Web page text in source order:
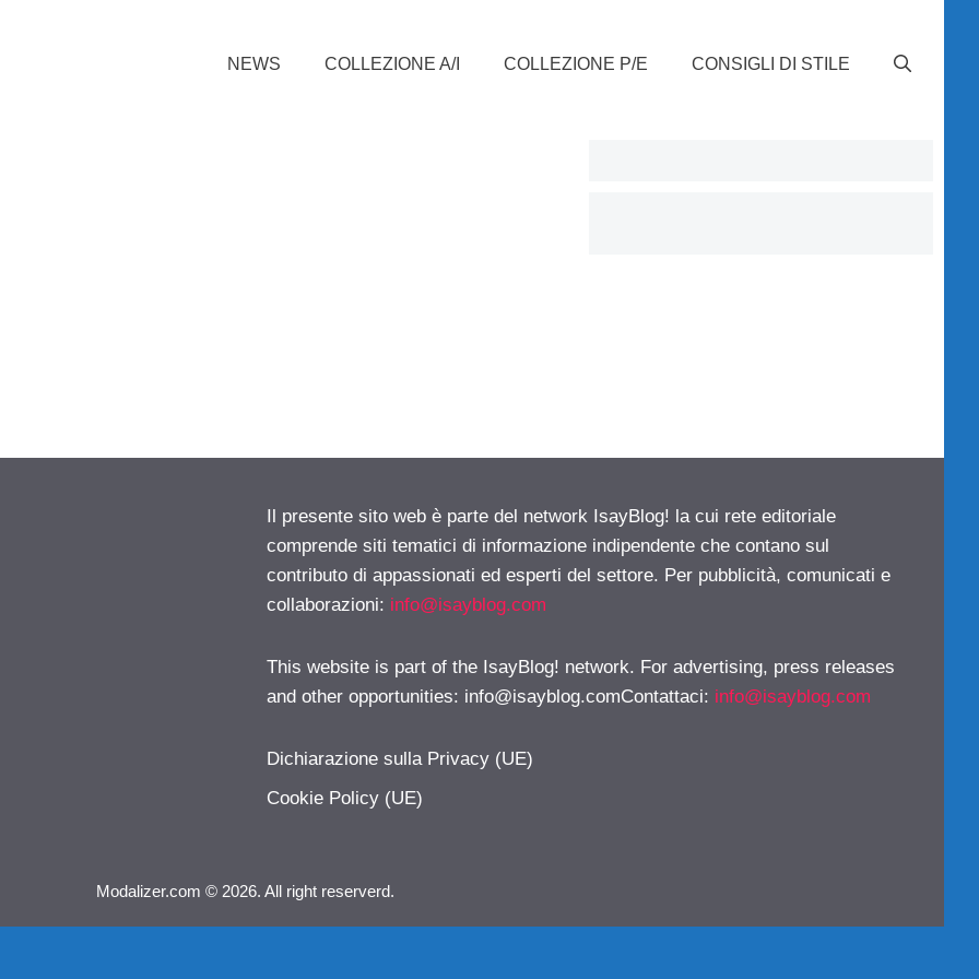
NEWS COLLEZIONE A/I COLLEZIONE P/E CONSIGLI DI STILE
Il presente sito web è parte del network IsayBlog! la cui rete editoriale
comprende siti tematici di informazione indipendente che contano sul
contributo di appassionati ed esperti del settore. Per pubblicità, comunicati e
collaborazioni: info@isayblog.com
This website is part of the IsayBlog! network. For advertising, press releases
and other opportunities: info@isayblog.comContattaci: info@isayblog.com
Dichiarazione sulla Privacy (UE)
Cookie Policy (UE)
Modalizer.com © 2026. All right reserverd.